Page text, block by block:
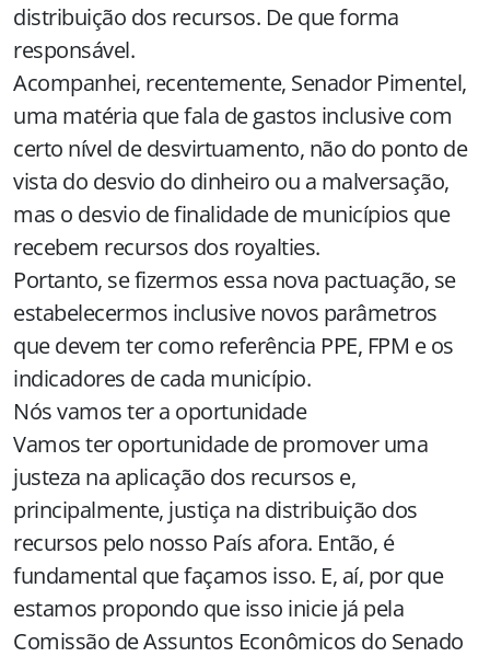
distribuição dos recursos. De que forma
responsável.
Acompanhei, recentemente, Senador Pimentel,
uma matéria que fala de gastos inclusive com
certo nível de desvirtuamento, não do ponto de
vista do desvio do dinheiro ou a malversação,
mas o desvio de finalidade de municípios que
recebem recursos dos royalties.
Portanto, se fizermos essa nova pactuação, se
estabelecermos inclusive novos parâmetros
que devem ter como referência PPE, FPM e os
indicadores de cada município.
Nós vamos ter a oportunidade
Vamos ter oportunidade de promover uma
justeza na aplicação dos recursos e,
principalmente, justiça na distribuição dos
recursos pelo nosso País afora. Então, é
fundamental que façamos isso. E, aí, por que
estamos propondo que isso inicie já pela
Comissão de Assuntos Econômicos do Senado